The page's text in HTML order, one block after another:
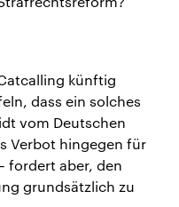
künftig
dass ein solches
vom Deutschen
Verbot hingegen für
fordert aber, den
grundsätzlich zu